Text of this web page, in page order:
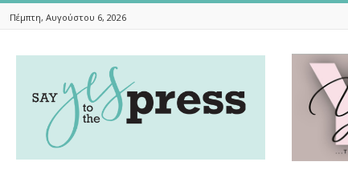
Πέμπτη, Αυγούστου 6, 2026
To
The